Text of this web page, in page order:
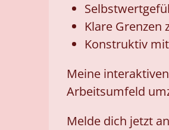
Klare Grenzen
Konstruktiv
Meine
Arbeitsumfeld
Melde dich jetzt